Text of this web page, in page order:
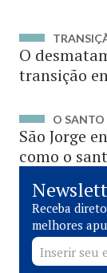
O
transição
O
São Jorge
como o
Receba
melhores